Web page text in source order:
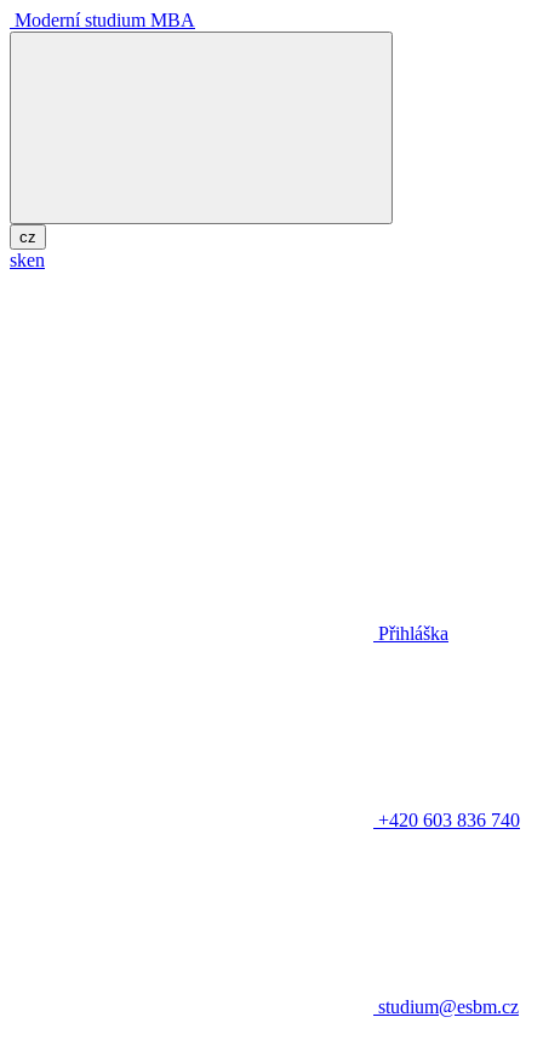
Moderní studium MBA
cz
sken
Přihláška
+420 603 836 740
studium@esbm.cz